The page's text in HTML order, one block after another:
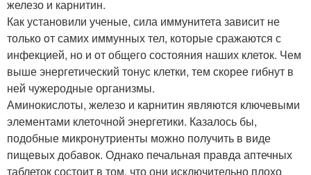
железо и карнитин.
Как установили ученые, сила иммунитета зависит не
только oт самих иммунных тел, которые сражаются с
инфекцией, но и от общего состояния наших клеток. Чем
выше энергетический тонус клетки, тем скорее гибнут в
ней чужеродные организмы.
Аминокислоты, железо и карнитин являются ключевыми
элементами клеточной энергетики. Казалось бы,
подобные микронутриенты можно получить в виде
пищевых добавок. Однако печальная правда аптечных
таблеток состоит в том, что они исключительно плохо